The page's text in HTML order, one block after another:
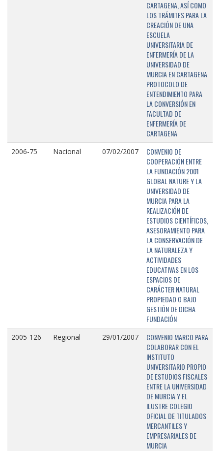
CARTAGENA, ASÍ COMO
LOS TRÁMITES PARA LA
CREACIÓN DE UNA
ESCUELA
UNIVERSITARIA DE
ENFERMERÍA DE LA
UNIVERSIDAD DE
MURCIA EN CARTAGENA
PROTOCOLO DE
ENTENDIMIENTO PARA
LA CONVERSIÓN EN
FACULTAD DE
ENFERMERÍA DE
CARTAGENA
2006-75 Nacional 07/02/2007
CONVENIO DE
COOPERACIÓN ENTRE
LA FUNDACIÓN 2001
GLOBAL NATURE Y LA
UNIVERSIDAD DE
MURCIA PARA LA
REALIZACIÓN DE
ESTUDIOS CIENTÍFICOS,
ASESORAMIENTO PARA
LA CONSERVACIÓN DE
LA NATURALEZA Y
ACTIVIDADES
EDUCATIVAS EN LOS
ESPACIOS DE
CARÁCTER NATURAL
PROPIEDAD O BAJO
GESTIÓN DE DICHA
FUNDACIÓN
2005-126 Regional 29/01/2007
CONVENIO MARCO PARA
COLABORAR CON EL
INSTITUTO
UNIVERSITARIO PROPIO
DE ESTUDIOS FISCALES
ENTRE LA UNIVERSIDAD
DE MURCIA Y EL
ILUSTRE COLEGIO
OFICIAL DE TITULADOS
MERCANTILES Y
EMPRESARIALES DE
MURCIA